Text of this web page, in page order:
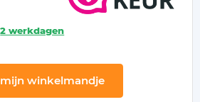
2 werkdagen
winkelmandje